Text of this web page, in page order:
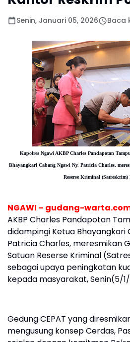
Senin, Januari 05, 2026 Baca
Kapolres Ngawi AKBP Charles Pandapotan
Bhayangkari Cabang Ngawi Ny. Patricia Charles,
Reserse Kriminal (Satreskrim)
NGAWI – gudang-
AKBP Charles Pandapotan
didampingi Ketua Bhayangkari
Patricia Charles, meresmikan
Satuan Reserse Kriminal
sebagai upaya peningkatan
kepada masyarakat, Senin(5/
Gedung CEPAT yang
mengusung konsep Cerdas,